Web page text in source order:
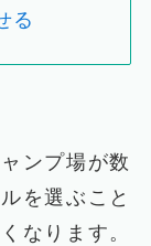
る
ンプ場が数
を選ぶこと
なります。